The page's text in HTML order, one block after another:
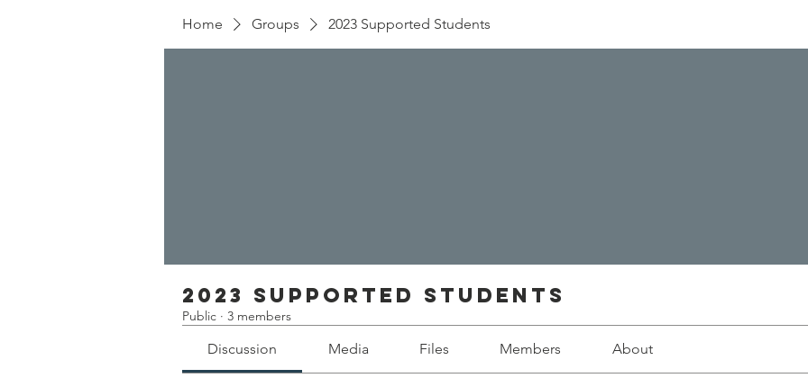
Home Groups 2023 Supported Students
2023 Supported Students
Public · 3 members
Discussion Media Files Members About